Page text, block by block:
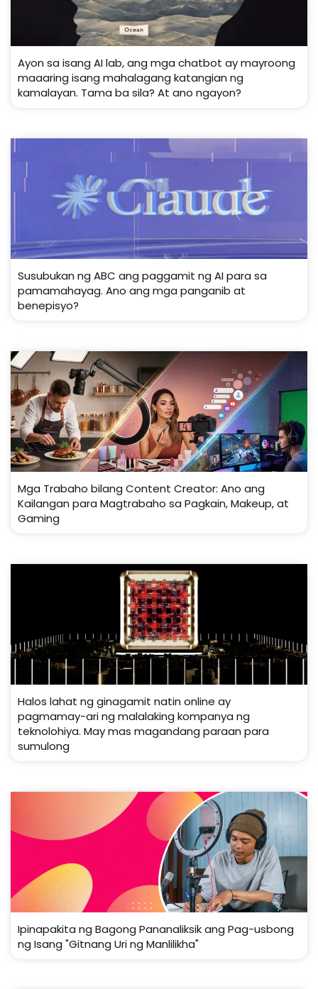
Ayon sa isang AI lab, ang mga chatbot ay mayroong
maaaring isang mahalagang katangian ng
kamalayan. Tama ba sila? At ano ngayon?
Susubukan ng ABC ang paggamit ng AI para sa
pamamahayag. Ano ang mga panganib at
benepisyo?
Mga Trabaho bilang Content Creator: Ano ang
Kailangan para Magtrabaho sa Pagkain, Makeup, at
Gaming
Halos lahat ng ginagamit natin online ay
pagmamay-ari ng malalaking kompanya ng
teknolohiya. May mas magandang paraan para
sumulong
Ipinapakita ng Bagong Pananaliksik ang Pag-usbong
ng Isang "Gitnang Uri ng Manlilikha"